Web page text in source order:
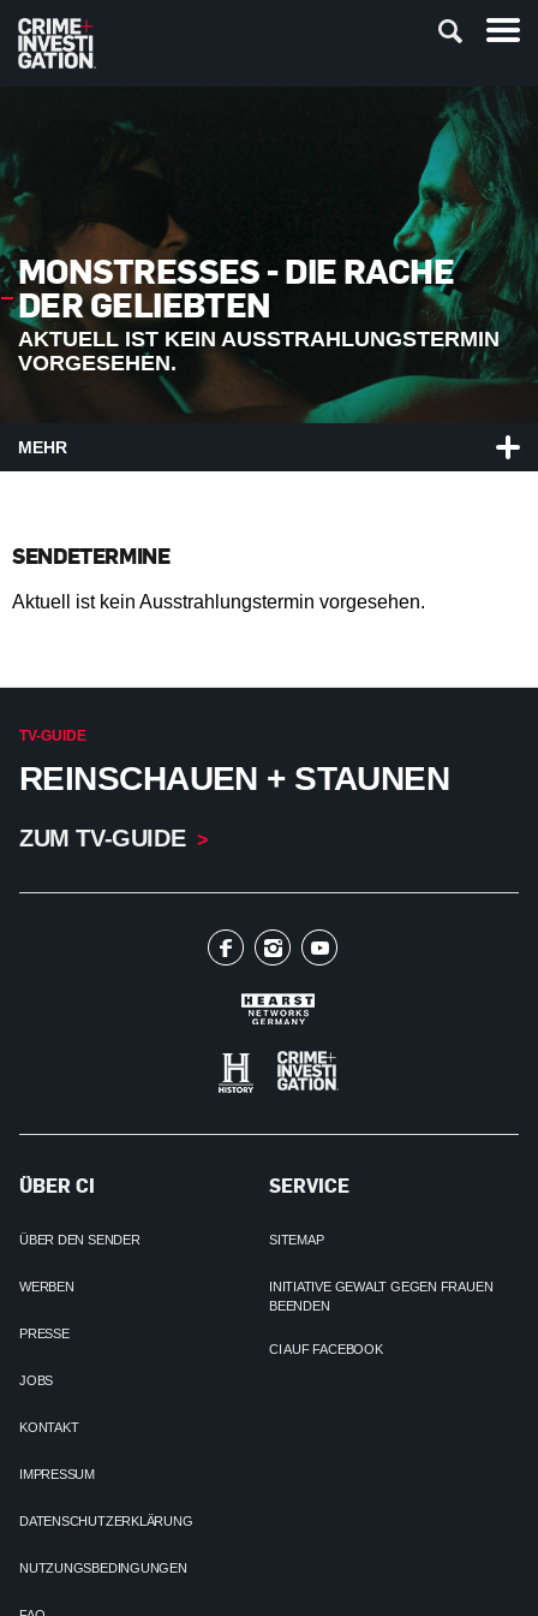
MONSTRESSES - DIE RACHE
DER GELIEBTEN
AKTUELL IST KEIN AUSSTRAHLUNGSTERMIN
VORGESEHEN.
MEHR
SENDETERMINE
Aktuell ist kein Ausstrahlungstermin vorgesehen.
TV-GUIDE
REINSCHAUEN + STAUNEN
ZUM TV-GUIDE
ÜBER CI
ÜBER DEN SENDER
WERBEN
PRESSE
JOBS
KONTAKT
IMPRESSUM
DATENSCHUTZERKLÄRUNG
NUTZUNGSBEDINGUNGEN
SERVICE
SITEMAP
INITIATIVE GEWALT GEGEN FRAUEN
BEENDEN
CI AUF FACEBOOK